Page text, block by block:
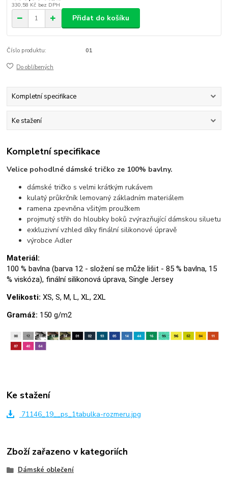
330,58 Kč bez DPH
Přidat do košíku
Číslo produktu: 01
Do oblíbených
Kompletní specifikace
Ke stažení
Kompletní specifikace
Velice pohodlné dámské tričko ze 100% bavlny.
dámské tričko s velmi krátkým rukávem
kulatý průkrčník lemovaný základním materiálem
ramena zpevněna všitým proužkem
projmutý střih do hloubky boků zvýrazňující dámskou siluetu
exkluzivní vzhled díky finální silikonové úpravě
výrobce Adler
Materiál:
100 % bavlna (barva 12 - složení se může lišit - 85 % bavlna, 15
% viskóza), finální silikonová úprava, Single Jersey
Velikosti: XS, S, M, L, XL, 2XL
Gramáž: 150 g/m2
Ke stažení
71146_19__ps_1tabulka-rozmeru.jpg
Zboží zařazeno v kategoriích
Dámské oblečení